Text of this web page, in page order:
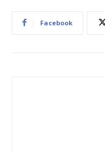
Facebook